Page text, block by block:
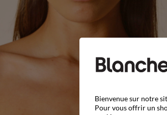
Bienvenue sur notre
Pour vous offrir un